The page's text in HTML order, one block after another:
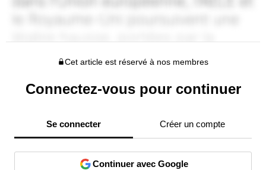
Cet article est réservé à nos membres
Connectez-vous pour continuer
Se connecter Créer un compte
Continuer avec Google